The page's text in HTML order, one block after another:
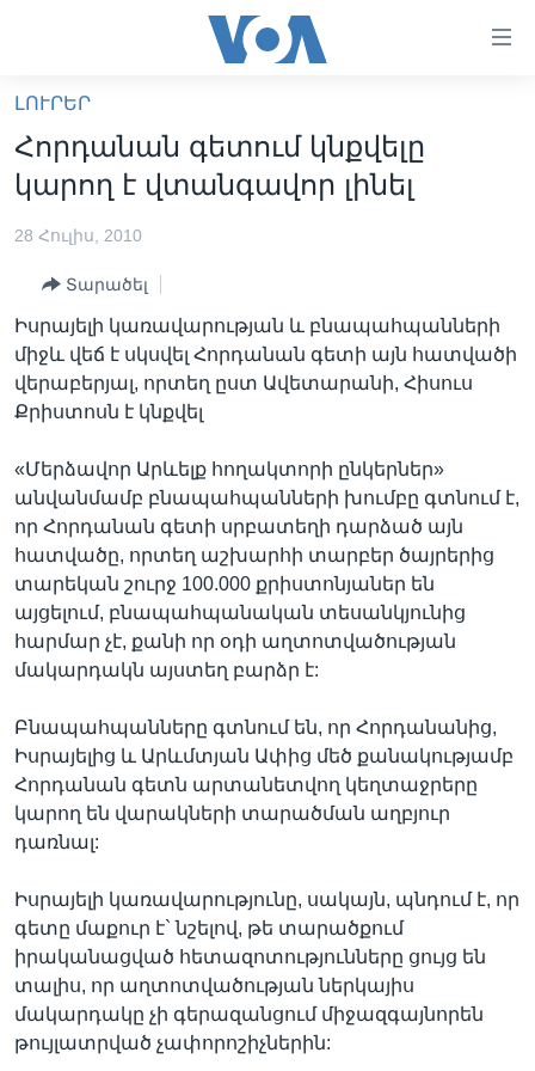
հիմնական
բովանդակությանը
անցնել
հիմնական
բովանդակությանը
բովանդակություն
ԼՈՒՐԵՐ
ՖԻԼՄԵՐ
ՖԻԼՄԵՐ
IN ENGLISH
ՄԵՐ ՄԱՍԻՆ
ՄԵՐ ՄԱՍԻՆ
«ԱՄԵՐԻԿԱՅԻ ՁԱՅՆ»-Ի ԿԱՆՈՆԱԴՐՈՒԹՅՈՒՆ
ԿԱՊ ՄԵԶ ՀԵՏ
ՈՒԿՐԱԻՆԱԿԱՆ ՊԱՏԵՐԱԶՄ
ՀԵՏԵՒԵՔ ՄԵԶ
Լեզուներ
ԼՈՒՐԵՐ
Հորդանան գետում կնքվելը
կարող է վտանգավոր լինել
28 Հուլիս, 2010
Տարածել
Իսրայելի կառավարության և բնապահպանների
միջև վեճ է սկսվել Հորդանան գետի այն հատվածի
վերաբերյալ, որտեղ ըստ Ավետարանի, Հիսուս
Քրիստոսն է կնքվել
«Մերձավոր Արևելք հողակտորի ընկերներ»
անվանմամբ բնապահպանների խումբը գտնում է,
որ Հորդանան գետի սրբատեղի դարձած այն
հատվածը, որտեղ աշխարհի տարբեր ծայրերից
տարեկան շուրջ 100.000 քրիստոնյաներ են
այցելում, բնապահպանական տեսանկյունից
հարմար չէ, քանի որ օդի աղտոտվածության
մակարդակն այստեղ բարձր է:
Բնապահպանները գտնում են, որ Հորդանանից,
Իսրայելից և Արևմտյան Ափից մեծ քանակությամբ
Հորդանան գետն արտանետվող կեղտաջրերը
կարող են վարակների տարածման աղբյուր
դառնալ:
Իսրայելի կառավարությունը, սակայն, պնդում է, որ
գետը մաքուր է` նշելով, թե տարածքում
իրականացված հետազոտությունները ցույց են
տալիս, որ աղտոտվածության ներկայիս
մակարդակը չի գերազանցում միջազգայնորեն
թույլատրված չափորոշիչներին: